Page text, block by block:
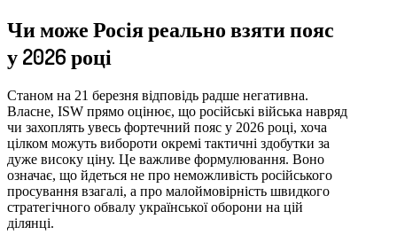
Чи може Росія реально взяти пояс
у 2026 році
Станом на 21 березня відповідь радше негативна.
Власне, ISW прямо оцінює, що російські війська навряд
чи захоплять увесь фортечний пояс у 2026 році, хоча
цілком можуть вибороти окремі тактичні здобутки за
дуже високу ціну. Це важливе формулювання. Воно
означає, що йдеться не про неможливість російського
просування взагалі, а про малоймовірність швидкого
стратегічного обвалу української оборони на цій
ділянці.